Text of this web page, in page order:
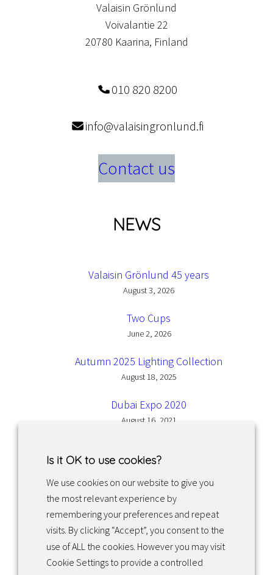
Valaisin Grönlund
Voivalantie 22
20780 Kaarina, Finland
010 820 8200
info@valaisingronlund.fi
Contact us
NEWS
Valaisin Grönlund 45 years
August 3, 2026
Two Cups
June 2, 2026
Autumn 2025 Lighting Collection
August 18, 2025
Dubai Expo 2020
August 16, 2021
Facebook InstagramLinkedIn
Returns & exchanges
Is it OK to use cookies?
We use cookies on our website to give you
the most relevant experience by
remembering your preferences and repeat
visits. By clicking “Accept”, you consent to the
use of ALL the cookies. However you may visit
Cookie Settings to provide a controlled